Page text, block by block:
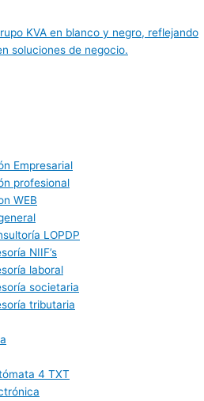
Empresarial
profesional
WEB
LOPDP
NIIF’s
laboral
societaria
tributaria
4 TXT